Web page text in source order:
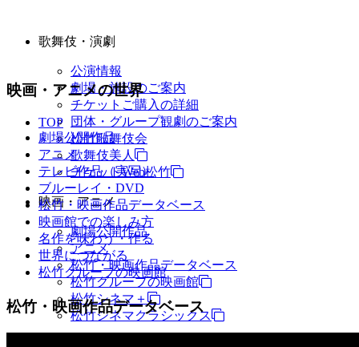
歌舞伎・演劇
公演情報
劇場・施設のご案内
チケットご購入の詳細
団体・グループ観劇のご案内
松竹歌舞伎会
歌舞伎美人
チケットWeb松竹
映画・アニメ
劇場公開作品
アニメ
松竹・映画作品データベース
松竹グループの映画館
松竹シネマ＋
松竹シネマクラシックス
映画・アニメの世界
TOP
劇場公開作品
アニメ
テレビ作品（実写）
ブルーレイ・DVD
松竹・映画作品データベース
映画館での楽しみ方
名作を味わう・作る
世界につながる
松竹グループの映画館
松竹・映画作品データベース